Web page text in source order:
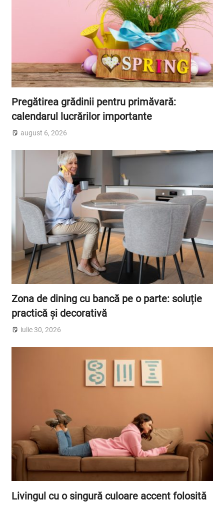
Pregătirea grădinii pentru primăvară:
calendarul lucrărilor importante
august 6, 2026
Zona de dining cu bancă pe o parte: soluție
practică și decorativă
iulie 30, 2026
Livingul cu o singură culoare accent folosită